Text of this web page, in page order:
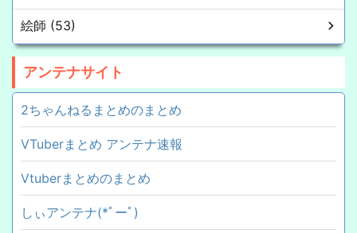
絵師 (53)
アンテナサイト
2ちゃんねるまとめのまとめ
VTuberまとめ アンテナ速報
Vtuberまとめのまとめ
しぃアンテナ(*ﾟーﾟ)